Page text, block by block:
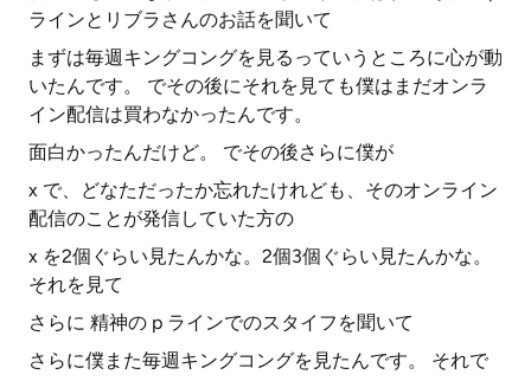
ラインとリブラさんのお話を聞いて
まずは毎週キングコングを見るっていうところに心が動
いたんです。 でその後にそれを見ても僕はまだオンラ
イン配信は買わなかったんです。
面白かったんだけど。 でその後さらに僕が
x で、どなただったか忘れたけれども、そのオンライン
配信のことが発信していた方の
x を2個ぐらい見たんかな。2個3個ぐらい見たんかな。
それを見て
さらに 精神の p ラインでのスタイフを聞いて
さらに僕また毎週キングコングを見たんです。 それで